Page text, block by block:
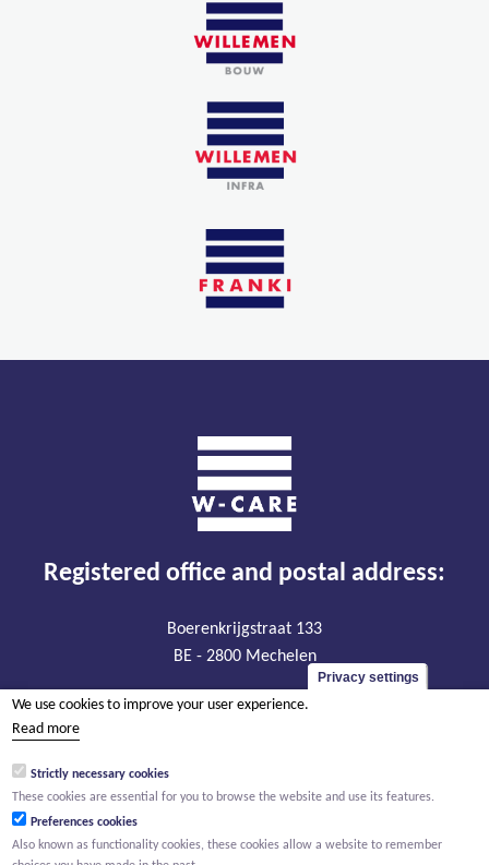
Registered office and postal address:
Boerenkrijgstraat 133
BE - 2800 Mechelen
VAT BE 0474.904.179
Visiting address:
Oude Liersebaan 195
Privacy settings
We use cookies to improve your user experience.
Read more
Strictly necessary cookies
These cookies are essential for you to browse the website and use its features.
Preferences cookies
Also known as functionality cookies, these cookies allow a website to remember